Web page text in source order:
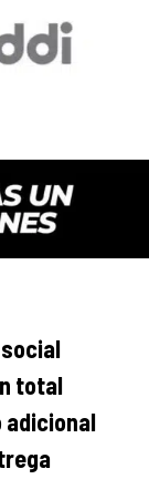
total
adicional